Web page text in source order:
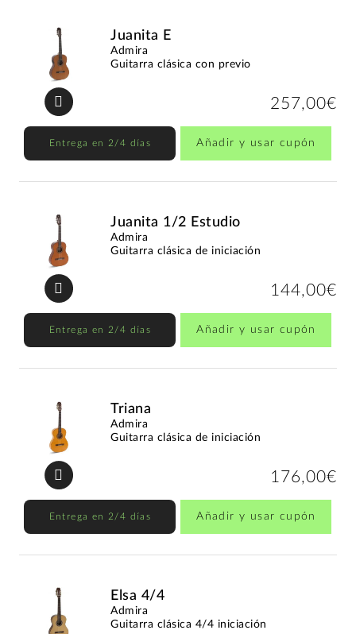
Juanita E
Admira
Guitarra clásica con previo
257,00€
Entrega en 2/4 días Añadir y usar cupón
Juanita 1/2 Estudio
Admira
Guitarra clásica de iniciación
144,00€
Entrega en 2/4 días Añadir y usar cupón
Triana
Admira
Guitarra clásica de iniciación
176,00€
Entrega en 2/4 días Añadir y usar cupón
Elsa 4/4
Admira
Guitarra clásica 4/4 iniciación